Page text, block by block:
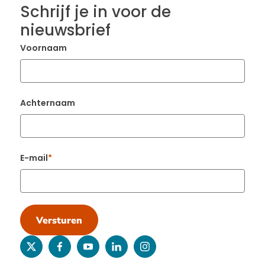
Schrijf je in voor de
nieuwsbrief
Voornaam
Achternaam
E-mail
Versturen
twitterfacebookyoutubelinkedininstagram